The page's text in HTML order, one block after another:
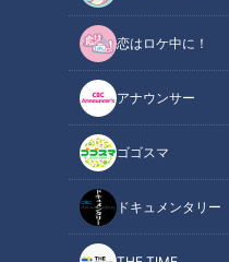
恋はロケ中に！
アナウンサー
ゴゴスマ
ドキュメンタリー
マトとモッツァレラチーズ
レーゼ風に仕上げましょう
ー３分クッキング ）
関連リンク
分クッキング